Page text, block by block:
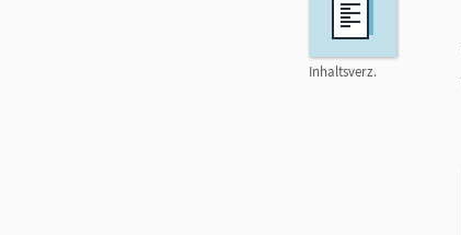
Inhaltsverz.